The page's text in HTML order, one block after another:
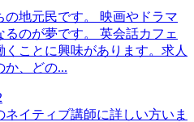
地元民です。 映画やドラマ
のが夢です。 英会話カフェ
ことに興味があります。求人
か、どの...
イティブ講師に詳しい方いま